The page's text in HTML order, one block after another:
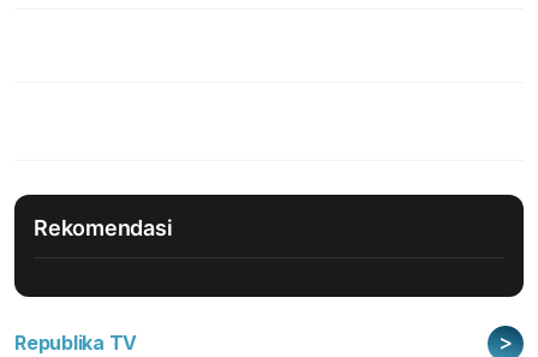
Rekomendasi
Republika TV >